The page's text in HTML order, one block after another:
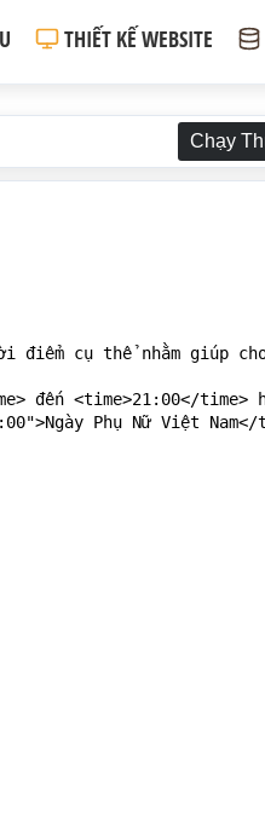
THIẾT KẾ WEBSITE
Chạy
điểm cụ thể nhằm giúp
đến <time>21:00</time>
Phụ Nữ Việt Nam</